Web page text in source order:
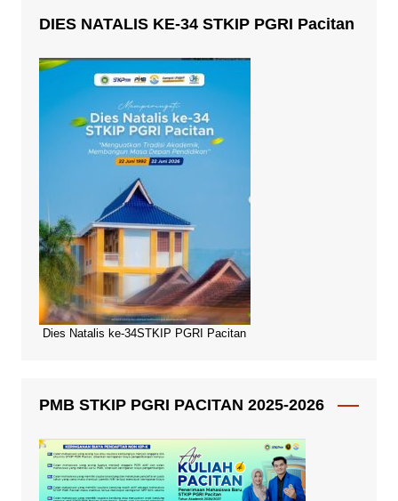
DIES NATALIS KE-34 STKIP PGRI Pacitan
Dies Natalis ke-34STKIP PGRI Pacitan
PMB STKIP PGRI PACITAN 2025-2026